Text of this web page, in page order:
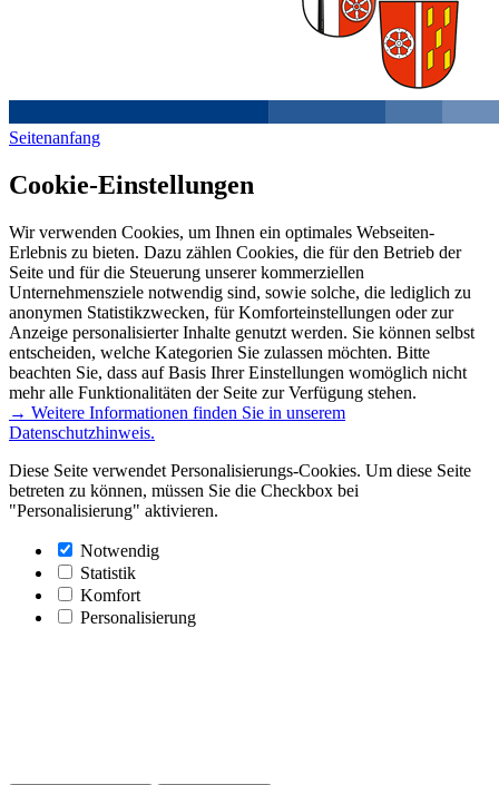
Seitenanfang
Cookie-Einstellungen
Wir verwenden Cookies, um Ihnen ein optimales Webseiten-
Erlebnis zu bieten. Dazu zählen Cookies, die für den Betrieb der
Seite und für die Steuerung unserer kommerziellen
Unternehmensziele notwendig sind, sowie solche, die lediglich zu
anonymen Statistikzwecken, für Komforteinstellungen oder zur
Anzeige personalisierter Inhalte genutzt werden. Sie können selbst
entscheiden, welche Kategorien Sie zulassen möchten. Bitte
beachten Sie, dass auf Basis Ihrer Einstellungen womöglich nicht
mehr alle Funktionalitäten der Seite zur Verfügung stehen.
→ Weitere Informationen finden Sie in unserem
Datenschutzhinweis.
Diese Seite verwendet Personalisierungs-Cookies. Um diese Seite
betreten zu können, müssen Sie die Checkbox bei
"Personalisierung" aktivieren.
Notwendig
Statistik
Komfort
Personalisierung